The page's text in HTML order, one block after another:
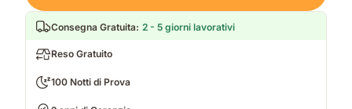
Consegna Gratuita: 2 - 5 giorni lavorativi
Reso Gratuito
100 Notti di Prova